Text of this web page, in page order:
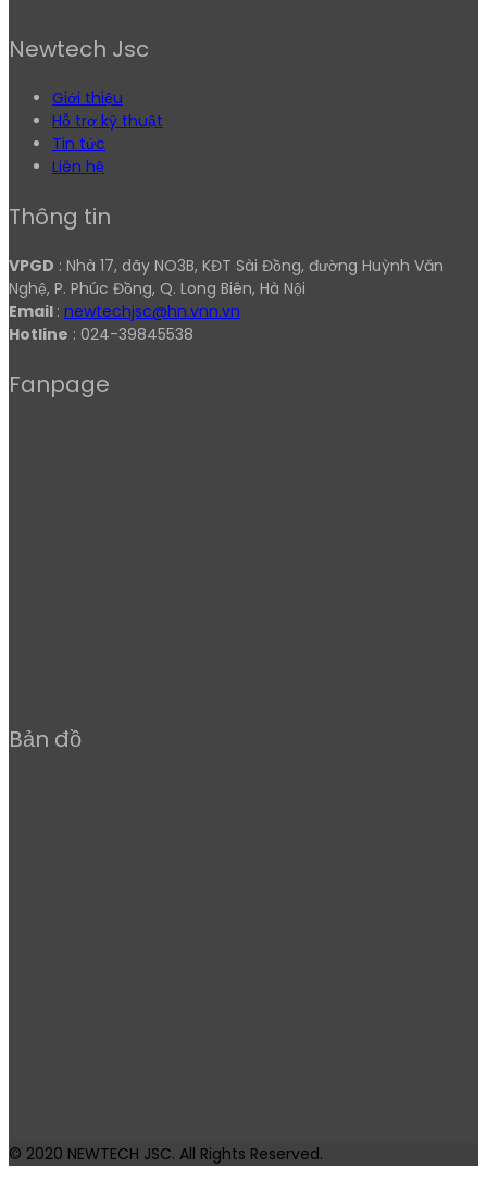
Newtech Jsc
Giới thiệu
Hỗ trợ kỹ thuật
Tin tức
Liên hệ
Thông tin
VPGD : Nhà 17, dãy NO3B, KĐT Sài Đồng, đường Huỳnh Văn
Nghệ, P. Phúc Đồng, Q. Long Biên, Hà Nội
Email : newtechjsc@hn.vnn.vn
Hotline : 024-39845538
Fanpage
Bản đồ
© 2020 NEWTECH JSC. All Rights Reserved.